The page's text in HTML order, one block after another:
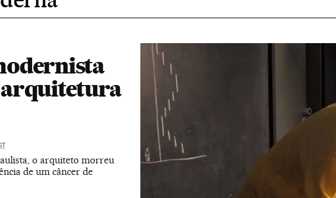
arquitetura
o arquiteto morreu
de um câncer de